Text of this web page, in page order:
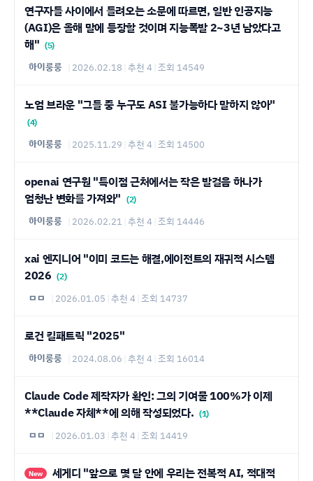
연구자들 사이에서 들려오는 소문에 따르면, 일반 인공지능
(AGI)은 올해 말에 등장할 것이며 지능폭발 2~3년 남았다고
해" (5)
하이룽룽 2026.02.18 추천 4 조회 14549
노엄 브라운 "그들 중 누구도 ASI 불가능하다 말하지 않아"
(4)
하이룽룽 2025.11.29 추천 4 조회 14500
openai 연구원 "특이점 근처에서는 작은 발걸음 하나가
엄청난 변화를 가져와" (2)
하이룽룽 2026.02.21 추천 4 조회 14446
xai 엔지니어 "이미 코드는 해결,에이전트의 재귀적 시스템
2026 (2)
ㅁㅁ 2026.01.05 추천 4 조회 14737
로건 킬패트릭 "2025"
하이룽룽 2024.08.06 추천 4 조회 16014
Claude Code 제작자가 확인: 그의 기여물 100%가 이제
**Claude 자체**에 의해 작성되었다. (1)
ㅁㅁ 2026.01.03 추천 4 조회 14419
New